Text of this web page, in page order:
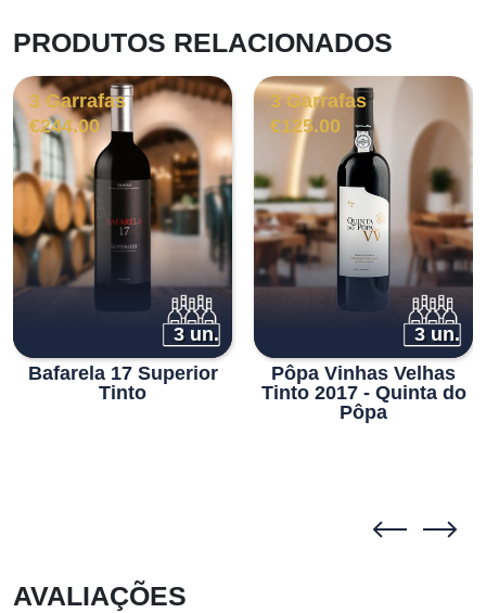
PRODUTOS RELACIONADOS
3 Garrafas
€244.00
3 un.
Bafarela 17 Superior
Tinto
3 Garrafas
€125.00
3 un.
Pôpa Vinhas Velhas
Tinto 2017 - Quinta do
Pôpa
AVALIAÇÕES